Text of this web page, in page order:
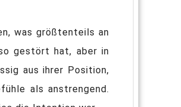
was größtenteils an
gestört hat, aber in
aus ihrer Position,
als anstrengend.